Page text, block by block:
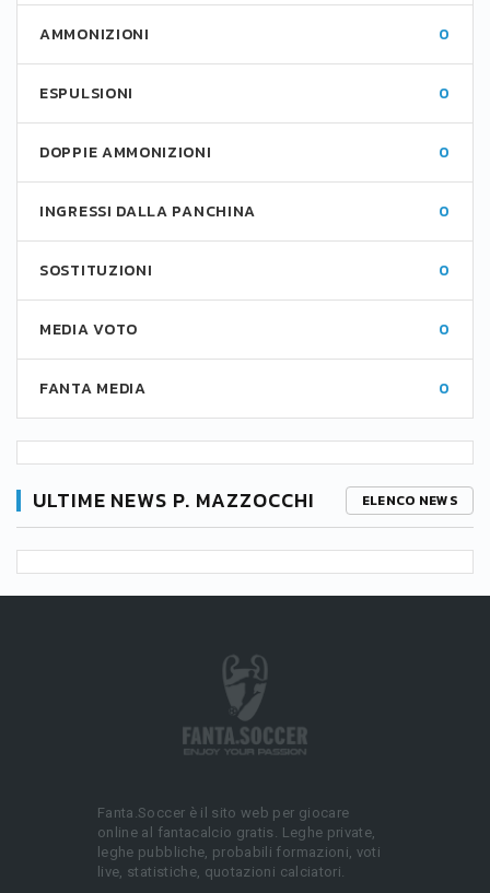
AMMONIZIONI 0
ESPULSIONI 0
DOPPIE AMMONIZIONI 0
INGRESSI DALLA PANCHINA 0
SOSTITUZIONI 0
MEDIA VOTO 0
FANTA MEDIA 0
ULTIME NEWS P. MAZZOCCHI ELENCO NEWS
Fanta.Soccer è il sito web per giocare
online al fantacalcio gratis. Leghe private,
leghe pubbliche, probabili formazioni, voti
live, statistiche, quotazioni calciatori.